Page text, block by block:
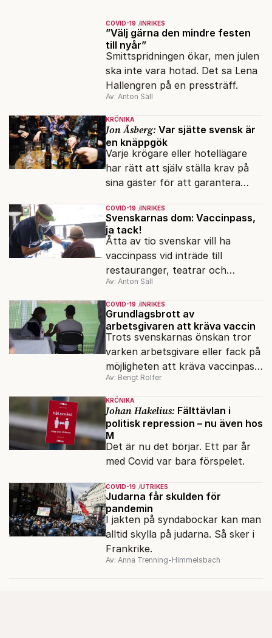
COVID-19 INRIKES
”Välj gärna den mindre festen
till nyår”
Smittspridningen ökar, men julen
ska inte vara hotad. Det sa Lena
Hallengren på en pressträff.
Av: Anton Säll
KRÖNIKA
Jon Åsberg: Var sjätte svensk är
en knäppgök
Varje krögare eller hotellägare
har rätt att själv ställa krav på
sina gäster för att garantera
COVID-19 INRIKES
Svenskarnas dom: Vaccinpass,
ja tack!
Åtta av tio svenskar vill ha
vaccinpass vid inträde till
restauranger, teatrar och
sportevenemang. Och sex av tio
tycker att arbetsgivare ska få
kräva att anställda vaccinerar
sig. Det visar en färsk
undersökning från Fokus/Novus.
Av: Anton Säll
COVID-19 INRIKES
Grundlagsbrott av
arbetsgivaren att kräva vaccin
Trots svenskarnas önskan tror
varken arbetsgivare eller fack på
möjligheten att kräva vaccinpass
i arbetslivet. Det skulle strida
mot grundlagen.
Av: Bengt Rolfer
KRÖNIKA
Johan Hakelius: Fälttävlan i
politisk repression – nu även hos
M
Det är nu det börjar. Ett par år
med Covid var bara förspelet.
COVID-19 UTRIKES
Judarna får skulden för
pandemin
I jakten på syndabockar kan man
alltid skylla på judarna. Så sker i
Frankrike.
Av: Anna Trenning-Himmelsbach